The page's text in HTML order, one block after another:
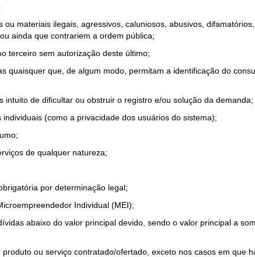
materiais ilegais, agressivos, caluniosos, abusivos,
ainda que contrariem a ordem pública;
terceiro sem autorização deste último;
que, de algum modo, permitam a identificação do
de dificultar ou obstruir o registro e/ou solução da demanda;
(como a privacidade dos usuários do sistema);
de qualquer natureza;
por determinação legal;
Individual (MEI);
abaixo do valor principal devido, sendo o valor principal a
ou serviço contratado/ofertado, exceto nos casos em que